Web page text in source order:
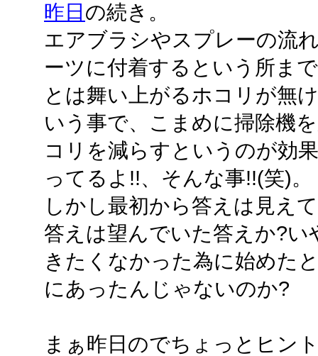
昨日 の続き。
エアブラシやスプレーの流
ーツに付着するという所ま
とは舞い上がるホコリが無
いう事で、こまめに掃除機
コリを減らすというのが効
ってるよ!!、そんな事!!(笑)。
しかし最初から答えは見え
答えは望んでいた答えか?
きたくなかった為に始めた
にあったんじゃないのか?
まぁ昨日のでちょっとヒン